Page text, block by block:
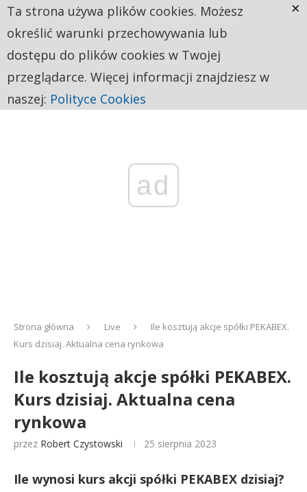
ad
Strona główna Live
Ile kosztują akcje spółki PEKABEX.
Kurs dzisiaj. Aktualna cena rynkowa
Ile kosztują akcje spółki PEKABEX.
Kurs dzisiaj. Aktualna cena
rynkowa
przez Robert Czystowski 25 sierpnia 2023
Ile wynosi kurs akcji spółki PEKABEX dzisiaj?
Ta strona używa plików cookies. Możesz
określić warunki przechowywania lub
dostępu do plików cookies w Twojej
przeglądarce. Więcej informacji znajdziesz w
naszej: Polityce Cookies
×